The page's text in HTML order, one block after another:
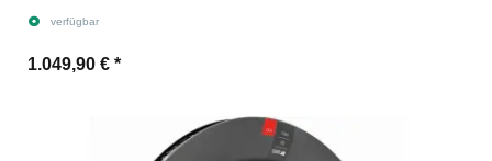
verfügbar
1.049,90 € *